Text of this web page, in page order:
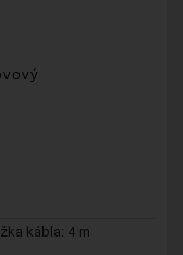
kábla: 4 m